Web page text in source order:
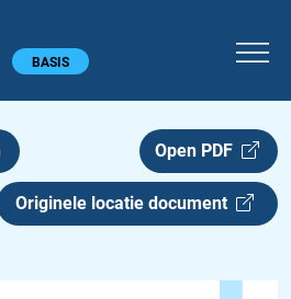
BASIS
Open PDF
Originele locatie document